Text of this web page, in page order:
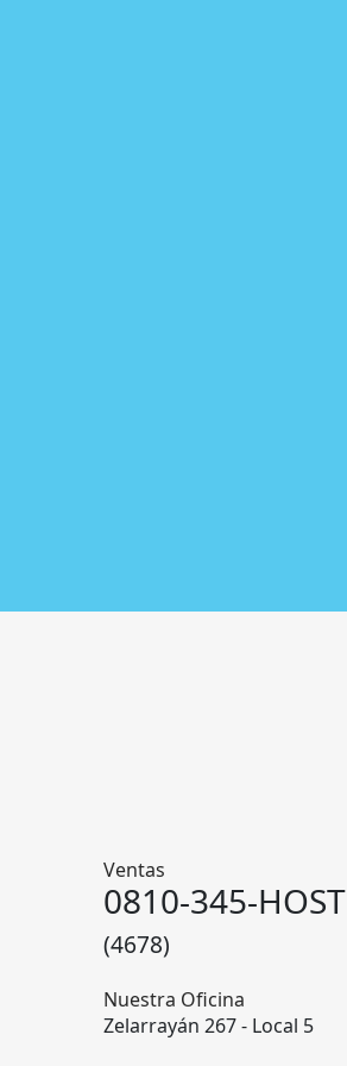
Ventas
0810-345-HOST
(4678)
Nuestra Oficina
Zelarrayán 267 - Local 5